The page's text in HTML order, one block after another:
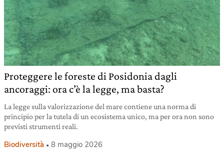
Proteggere le foreste di Posidonia dagli
ancoraggi: ora c’è la legge, ma basta?
La legge sulla valorizzazione del mare contiene una norma di
principio per la tutela di un ecosistema unico, ma per ora non sono
previsti strumenti reali.
Biodiversità 8 maggio 2026